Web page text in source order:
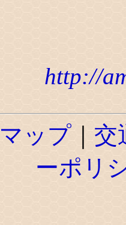
http://
ップ
交
ーポリ